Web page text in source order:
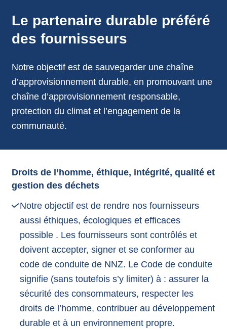
Le partenaire durable préféré
des fournisseurs
Notre objectif est de sauvegarder une chaîne
d’approvisionnement durable, en promouvant une
chaîne d’approvisionnement responsable,
protection du climat et l’engagement de la
communauté.
Droits de l’homme, éthique, intégrité, qualité et
gestion des déchets
Notre objectif est de rendre nos fournisseurs
aussi éthiques, écologiques et efficaces
possible . Les fournisseurs sont contrôlés et
doivent accepter, signer et se conformer au
code de conduite de NNZ. Le Code de conduite
signifie (sans toutefois s’y limiter) à : assurer la
sécurité des consommateurs, respecter les
droits de l’homme, contribuer au développement
durable et à un environnement propre.